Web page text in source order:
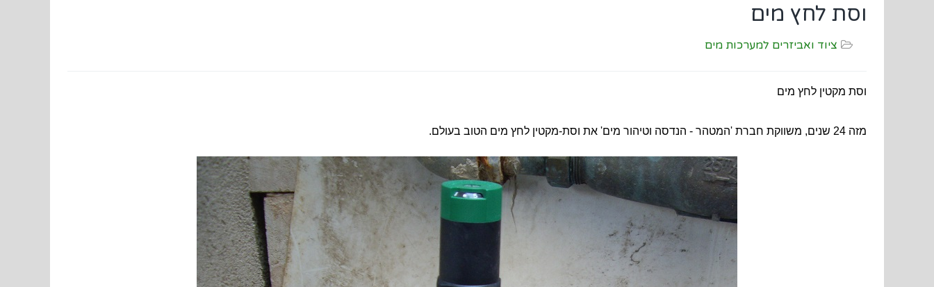
וסת לחץ מים
ציוד ואביזרים למערכות מים
וסת מקטין לחץ מים
מזה 24 שנים, משווקת חברת 'המטהר - הנדסה וטיהור מים' את וסת-מקטין לחץ מים הטוב בעולם.